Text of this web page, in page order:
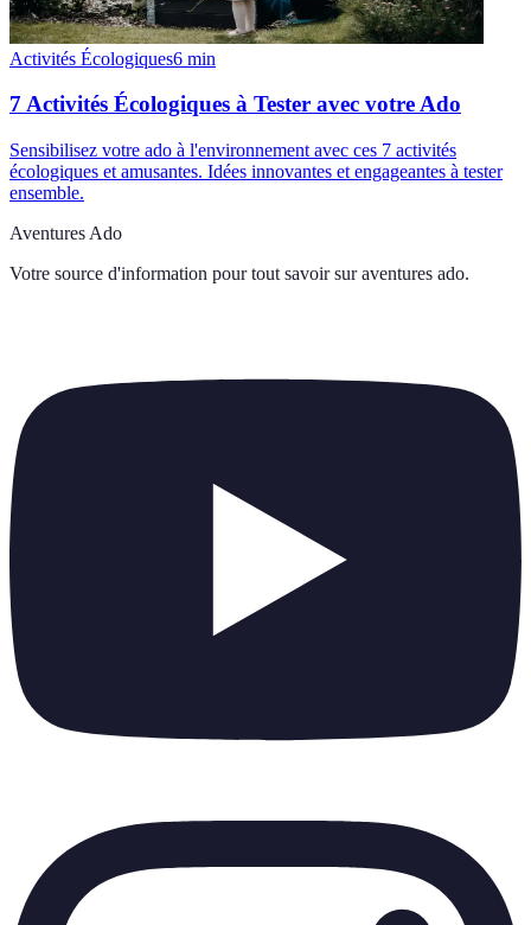
Activités Écologiques6 min
7 Activités Écologiques à Tester avec votre Ado
Sensibilisez votre ado à l'environnement avec ces 7 activités
écologiques et amusantes. Idées innovantes et engageantes à tester
ensemble.
Aventures Ado
Votre source d'information pour tout savoir sur aventures ado.